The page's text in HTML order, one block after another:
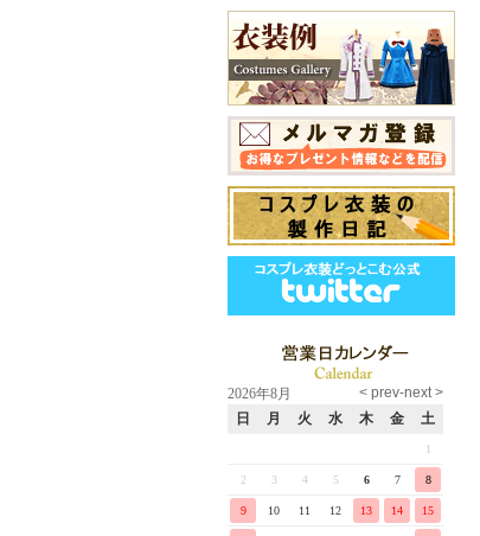
2026年8月
日
月 火 水 木 金 土
1
2 3 4 5 6 7 8
9 10 11 12 13 14 15